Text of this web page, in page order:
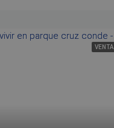
VENTA